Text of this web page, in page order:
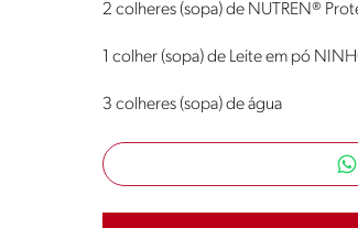
2 colheres (sopa) de NUTREN®
1 colher (sopa) de Leite em pó
3 colheres (sopa) de água